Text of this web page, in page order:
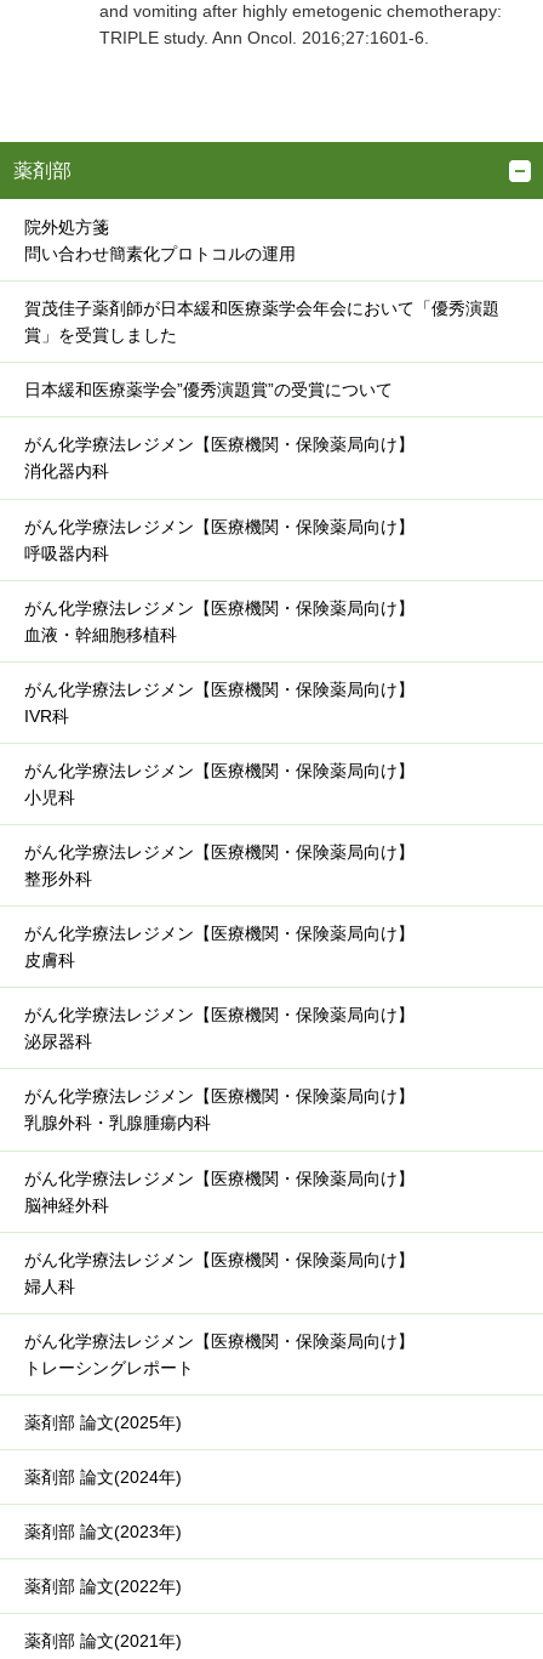
and vomiting after highly emetogenic chemotherapy:
TRIPLE study. Ann Oncol. 2016;27:1601-6.
薬剤部
院外処方箋
問い合わせ簡素化プロトコルの運用
賀茂佳子薬剤師が日本緩和医療薬学会年会において「優秀演題
賞」を受賞しました
日本緩和医療薬学会”優秀演題賞”の受賞について
がん化学療法レジメン【医療機関・保険薬局向け】
消化器内科
がん化学療法レジメン【医療機関・保険薬局向け】
呼吸器内科
がん化学療法レジメン【医療機関・保険薬局向け】
血液・幹細胞移植科
がん化学療法レジメン【医療機関・保険薬局向け】
IVR科
がん化学療法レジメン【医療機関・保険薬局向け】
小児科
がん化学療法レジメン【医療機関・保険薬局向け】
整形外科
がん化学療法レジメン【医療機関・保険薬局向け】
皮膚科
がん化学療法レジメン【医療機関・保険薬局向け】
泌尿器科
がん化学療法レジメン【医療機関・保険薬局向け】
乳腺外科・乳腺腫瘍内科
がん化学療法レジメン【医療機関・保険薬局向け】
脳神経外科
がん化学療法レジメン【医療機関・保険薬局向け】
婦人科
がん化学療法レジメン【医療機関・保険薬局向け】
トレーシングレポート
薬剤部 論文(2025年)
薬剤部 論文(2024年)
薬剤部 論文(2023年)
薬剤部 論文(2022年)
薬剤部 論文(2021年)